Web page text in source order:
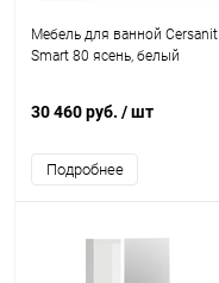
Мебель для ванной Cersanit
Smart 80 ясень, белый
30 460 руб. / шт
Подробнее